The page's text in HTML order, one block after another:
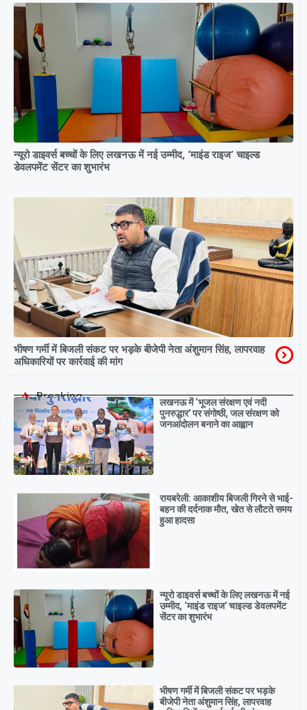
न्यूरो डाइवर्स बच्चों के लिए लखनऊ में नई उम्मीद, ‘माइंड राइज’ चाइल्ड
डेवलपमेंट सेंटर का शुभारंभ
भीषण गर्मी में बिजली संकट पर भड़के बीजेपी नेता अंशुमान सिंह, लापरवाह
अधिकारियों पर कार्रवाई की मांग
Breaking
लखनऊ में ‘भूजल संरक्षण एवं नदी
पुनरुद्धार’ पर संगोष्ठी, जल संरक्षण को
जनआंदोलन बनाने का आह्वान
रायबरेली: आकाशीय बिजली गिरने से भाई-
बहन की दर्दनाक मौत, खेत से लौटते समय
हुआ हादसा
न्यूरो डाइवर्स बच्चों के लिए लखनऊ में नई
उम्मीद, ‘माइंड राइज’ चाइल्ड डेवलपमेंट
सेंटर का शुभारंभ
भीषण गर्मी में बिजली संकट पर भड़के
बीजेपी नेता अंशुमान सिंह, लापरवाह